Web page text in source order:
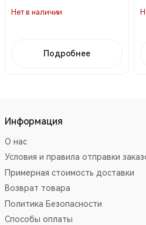
Нет в наличии
Подробнее
Информация
О нас
Условия и правила отправки
Примерная стоимость доставки
Возврат товара
Политика Безопасности
Способы оплаты